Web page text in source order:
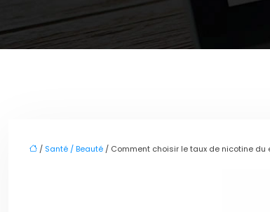
/ Santé / Beauté / Comment choisir le taux de nicotine du